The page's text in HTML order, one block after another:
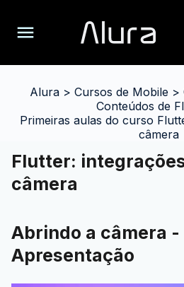
Alura> Cursos de Mobile>
Conteúdos de
Primeiras aulas do curso
câmera
Flutter:
câmera
Abrindo a câmera -
Apresentação